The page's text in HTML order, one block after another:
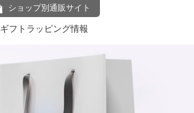
ショップ別通販サイト
ギフトラッピング情報